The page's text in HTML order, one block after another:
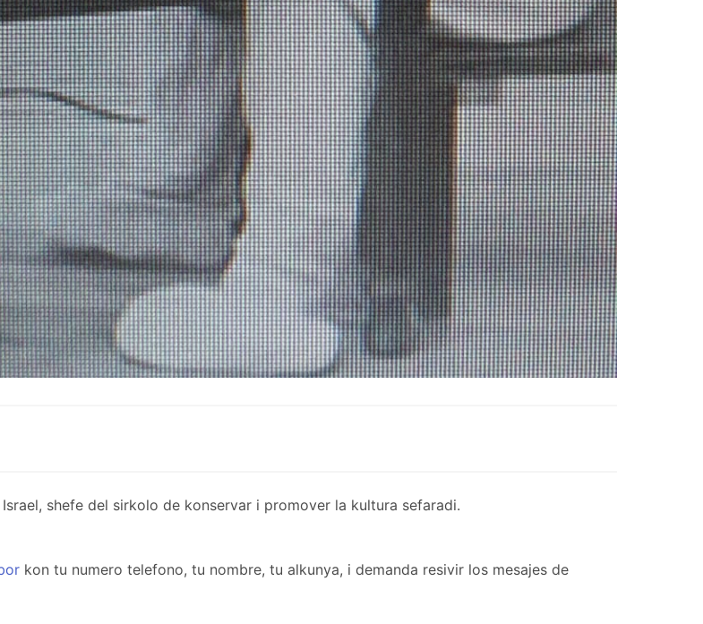
shefe del sirkolo de konservar i promover la kultura sefaradi.
kon tu numero telefono, tu nombre, tu alkunya, i demanda resivir los mesajes de